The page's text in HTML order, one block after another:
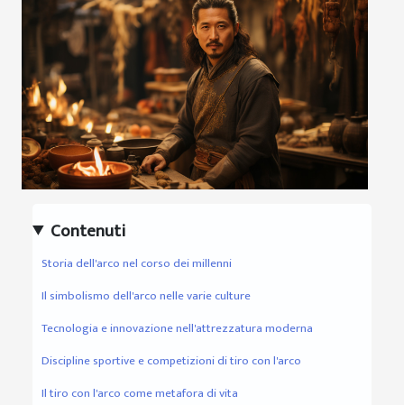
Contenuti
Storia dell'arco nel corso dei millenni
Il simbolismo dell'arco nelle varie culture
Tecnologia e innovazione nell'attrezzatura moderna
Discipline sportive e competizioni di tiro con l'arco
Il tiro con l'arco come metafora di vita